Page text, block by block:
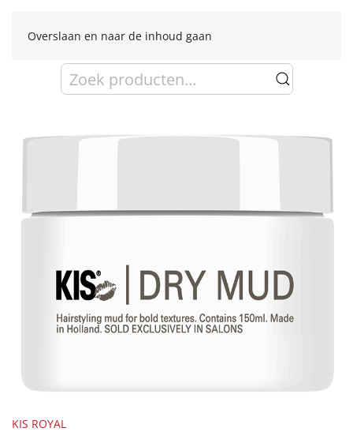
Overslaan en naar de inhoud gaan
Zoeken
naar:
KIS ROYAL